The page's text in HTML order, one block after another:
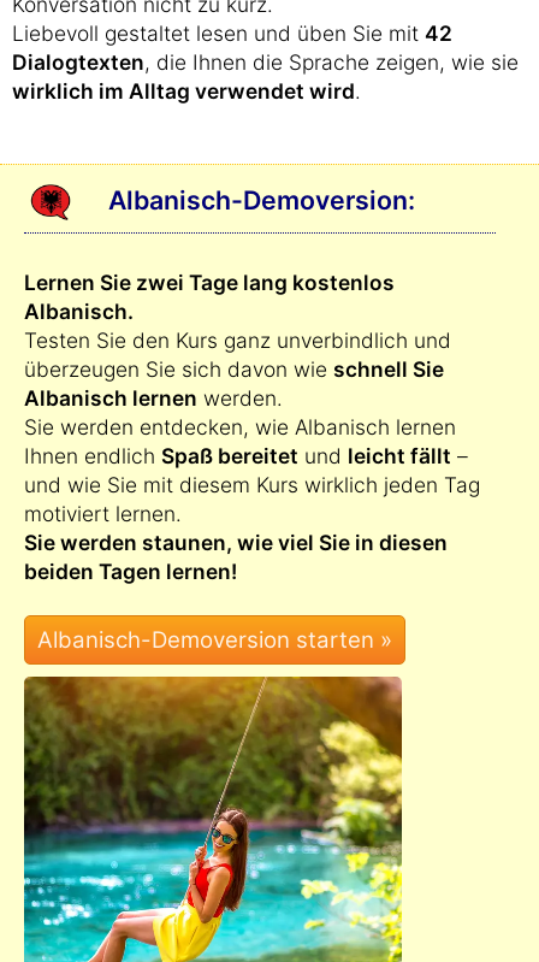
Liebevoll gestaltet lesen und üben Sie mit 42
Dialogtexten, die Ihnen die Sprache zeigen, wie sie
wirklich im Alltag verwendet wird.
Albanisch-Demoversion:
Lernen Sie zwei Tage lang kostenlos
Albanisch.
Testen Sie den Kurs ganz unverbindlich und
überzeugen Sie sich davon wie schnell Sie
Albanisch lernen werden.
Sie werden entdecken, wie Albanisch lernen
Ihnen endlich Spaß bereitet und leicht fällt –
und wie Sie mit diesem Kurs wirklich jeden Tag
motiviert lernen.
Sie werden staunen, wie viel Sie in diesen
beiden Tagen lernen!